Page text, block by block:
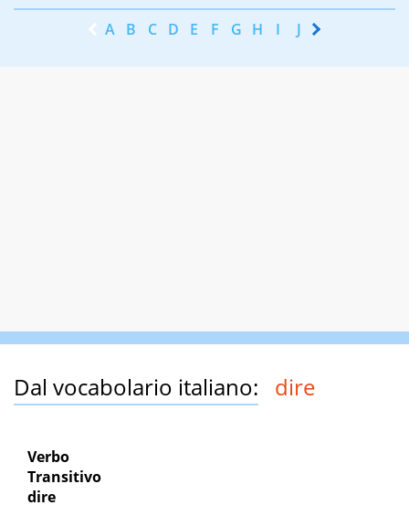
A B C D E F G H I J K
Dal vocabolario italiano: dire
Verbo
Transitivo
dire